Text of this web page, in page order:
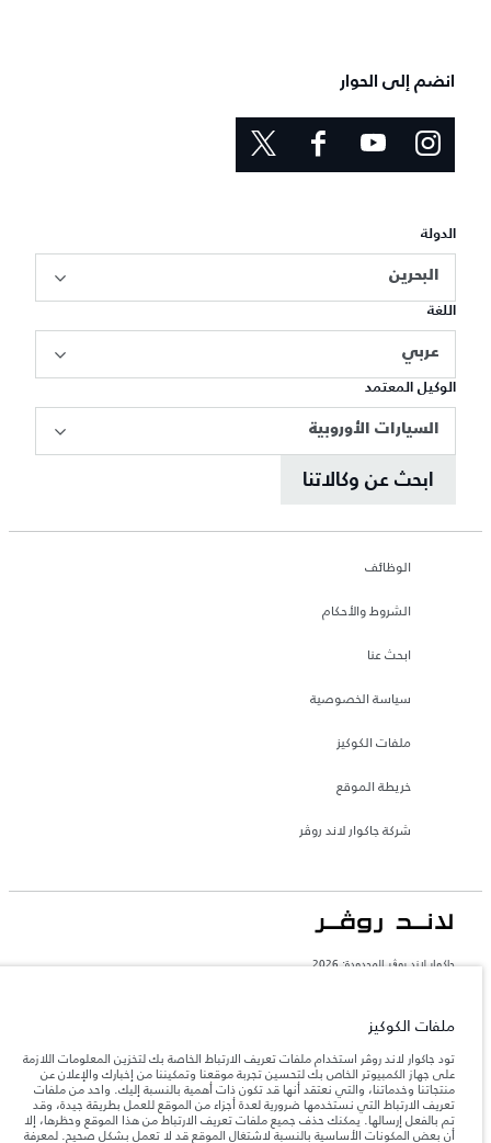
انضم إلى الحوار
الدولة
البحرين
اللغة
عربي
الوكيل المعتمد
السيارات الأوروبية
ابحث عن وكالاتنا
الوظائف
الشروط والأحكام
ابحث عنا
سياسة الخصوصية
ملفات الكوكيز
خريطة الموقع
شركة جاكوار لاند روڤر
جاكوار لاند روڨر المحدودة: 2026
تعكس الأوزان المذكورة مواصفات السيارة القياسية. سوف تؤثر الإكسسوارات وغيرها من
العناصر المثبتة بعد نقطة التصنيع في الحمولة. تأكد من عدم تجاوز الوزن الإجمالي للسيارة
والحمولة.
المعلومات والمواصفات والأسعار والألوان المذكورة على هذا الموقع قد تختلف من بلد إلى
آخر، كما أنّها قد تتغير بدون إشعار مسبق. الرجاء التواصل مع وكيلنا المحلي للتأكد من توفّرها
والتحقق من الأسعار.
ملفات الكوكيز
تود جاكوار لاند روڤر استخدام ملفات تعريف الارتباط الخاصة بك لتخزين المعلومات اللازمة
على جهاز الكمبيوتر الخاص بك لتحسين تجربة موقعنا وتمكيننا من إخبارك والإعلان عن
منتجاتنا وخدماتنا، والتي نعتقد أنها قد تكون ذات أهمية بالنسبة إليك. واحد من ملفات
تعريف الارتباط التي نستخدمها ضرورية لعدة أجزاء من الموقع للعمل بطريقة جيدة، وقد
تم بالفعل إرسالها. يمكنك حذف جميع ملفات تعريف الارتباط من هذا الموقع وحظرها، إلا
أن بعض المكونات الأساسية بالنسبة لاشتغال الموقع قد لا تعمل بشكل صحيح. لمعرفة